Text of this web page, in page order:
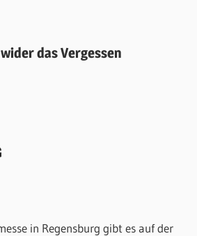
das Vergessen
in Regensburg gibt es auf der